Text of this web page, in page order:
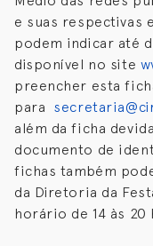
e suas respectivas
podem indicar até
disponível no site
preencher esta
para
além da ficha
documento de
fichas também
da Diretoria da
horário de 14 às 20